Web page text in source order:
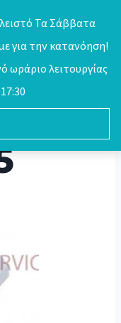
Τα Σάββατα
για την κατανόηση!
ωράριο λειτουργίας
0